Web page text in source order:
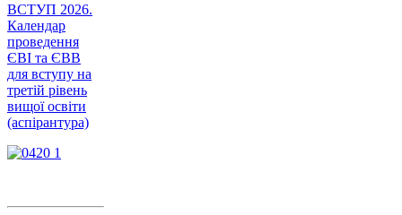
ВСТУП 2026.
Календар
проведення
ЄВІ та ЄВВ
для вступу на
третій рівень
вищої освіти
(аспірантура)